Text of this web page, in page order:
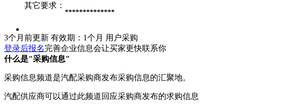
其它要求：
**************
3个月前更新 有效期：1个月 用户采购
登录后报名完善企业信息会让买家更快联系你
什么是"采购信息"
采购信息频道是汽配采购商发布采购信息的汇聚地。
汽配供应商可以通过此频道回应采购商发布的求购信息